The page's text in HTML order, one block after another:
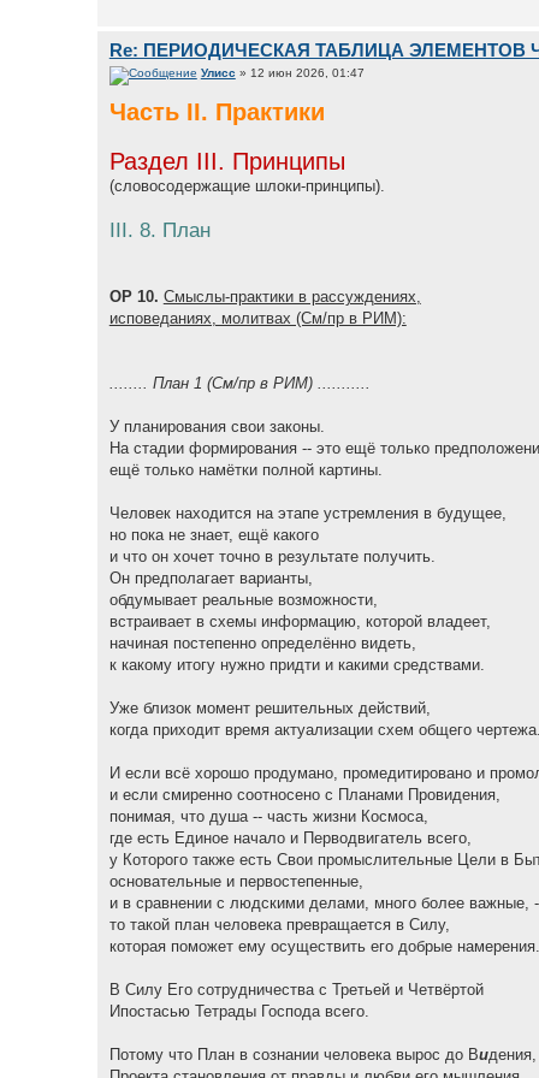
Re: ПЕРИОДИЧЕСКАЯ ТАБЛИЦА ЭЛЕМЕНТОВ
Улисс » 12 июн 2026, 01:47
Часть II. Практики
Раздел III. Принципы
(словосодержащие шлоки-принципы).
III. 8. План
ОР 10. Смыслы-практики в рассуждениях,
исповеданиях, молитвах (См/пр в РИМ):
........ План 1 (См/пр в РИМ) ...........
У планирования свои законы.
На стадии формирования -- это ещё только
ещё только намётки полной картины.
Человек находится на этапе устремления в будущее,
но пока не знает, ещё какого
и что он хочет точно в результате получить.
Он предполагает варианты,
обдумывает реальные возможности,
встраивает в схемы информацию, которой владеет,
начиная постепенно определённо видеть,
к какому итогу нужно придти и какими средствами.
Уже близок момент решительных действий,
когда приходит время актуализации схем общего чертежа.
И если всё хорошо продумано, промедитировано и
и если смиренно соотносено с Планами Провидения,
понимая, что душа -- часть жизни Космоса,
где есть Единое начало и Перводвигатель всего,
у Которого также есть Свои промыслительные Цели в
основательные и первостепенные,
и в сравнении с людскими делами, много более важные,
то такой план человека превращается в Силу,
которая поможет ему осуществить его добрые намерения.
В Силу Его сотрудничества с Третьей и Четвёртой
Ипостасью Тетрады Господа всего.
Потому что План в сознании человека вырос до Видения,